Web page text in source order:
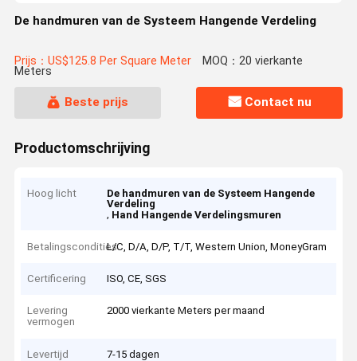
De handmuren van de Systeem Hangende Verdeling
Prijs：US$125.8 Per Square Meter MOQ：20 vierkante
Meters
Beste prijs Contact nu
Productomschrijving
Hoog licht
De handmuren van de Systeem Hangende
Verdeling
, Hand Hangende Verdelingsmuren
BetalingsconditiesL/C, D/A, D/P, T/T, Western Union, MoneyGram
Certificering ISO, CE, SGS
Levering
vermogen
2000 vierkante Meters per maand
Levertijd 7-15 dagen